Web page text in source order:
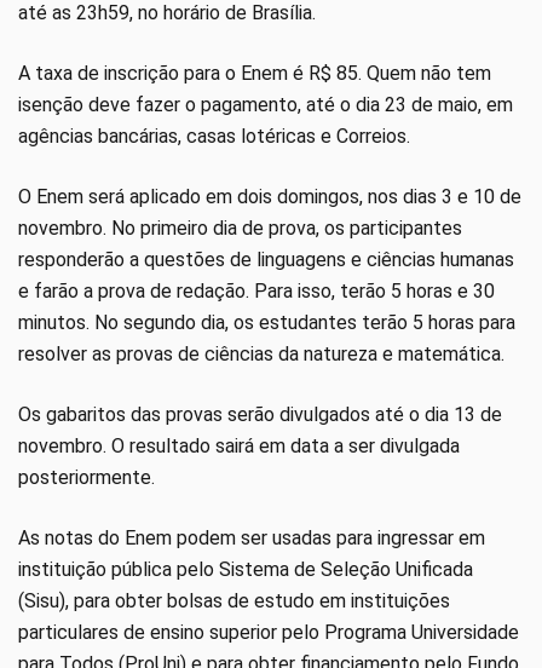
até as 23h59, no horário de Brasília.
A taxa de inscrição para o Enem é R$ 85. Quem não tem
isenção deve fazer o pagamento, até o dia 23 de maio, em
agências bancárias, casas lotéricas e Correios.
O Enem será aplicado em dois domingos, nos dias 3 e 10 de
novembro. No primeiro dia de prova, os participantes
responderão a questões de linguagens e ciências humanas
e farão a prova de redação. Para isso, terão 5 horas e 30
minutos. No segundo dia, os estudantes terão 5 horas para
resolver as provas de ciências da natureza e matemática.
Os gabaritos das provas serão divulgados até o dia 13 de
novembro. O resultado sairá em data a ser divulgada
posteriormente.
As notas do Enem podem ser usadas para ingressar em
instituição pública pelo Sistema de Seleção Unificada
(Sisu), para obter bolsas de estudo em instituições
particulares de ensino superior pelo Programa Universidade